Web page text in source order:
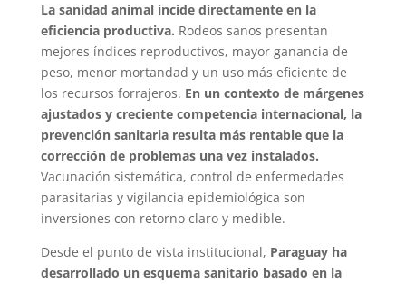
La sanidad animal incide directamente en la
eficiencia productiva. Rodeos sanos presentan
mejores índices reproductivos, mayor ganancia de
peso, menor mortandad y un uso más eficiente de
los recursos forrajeros. En un contexto de márgenes
ajustados y creciente competencia internacional, la
prevención sanitaria resulta más rentable que la
corrección de problemas una vez instalados.
Vacunación sistemática, control de enfermedades
parasitarias y vigilancia epidemiológica son
inversiones con retorno claro y medible.
Desde el punto de vista institucional, Paraguay ha
desarrollado un esquema sanitario basado en la